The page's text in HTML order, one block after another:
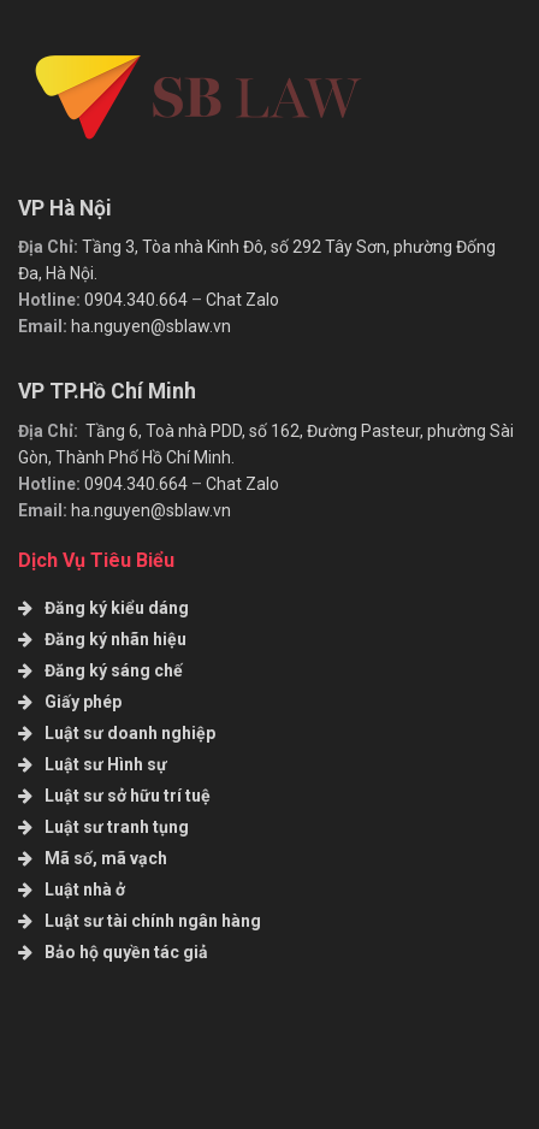
VP Hà Nội
Địa Chỉ: Tầng 3, Tòa nhà Kinh Đô, số 292 Tây Sơn, phường Đống
Đa, Hà Nội.
Hotline: 0904.340.664 – Chat Zalo
Email: ha.nguyen@sblaw.vn
VP TP.Hồ Chí Minh
Địa Chỉ: Tầng 6, Toà nhà PDD, số 162, Đường Pasteur, phường Sài
Gòn, Thành Phố Hồ Chí Minh.
Hotline: 0904.340.664 – Chat Zalo
Email: ha.nguyen@sblaw.vn
Dịch Vụ Tiêu Biểu
Đăng ký kiểu dáng
Đăng ký nhãn hiệu
Đăng ký sáng chế
Giấy phép
Luật sư doanh nghiệp
Luật sư Hình sự
Luật sư sở hữu trí tuệ
Luật sư tranh tụng
Mã số, mã vạch
Luật nhà ở
Luật sư tài chính ngân hàng
Bảo hộ quyền tác giả